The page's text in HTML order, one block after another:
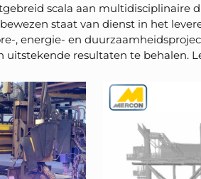
scala aan multidisciplinaire
staat van dienst in het
, energie- en
resultaten te behalen.